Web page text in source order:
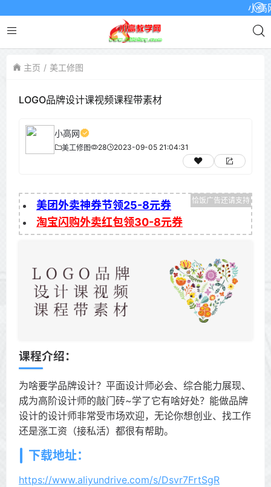
小高
主页 美工修图
LOGO品牌设计课视频课程带素材
小高网
美工修图 28 2023-09-05 21:04:31
美团外卖神券节领25-8元券
淘宝闪购外卖红包领30-8元券
课程介绍：
为啥要学品牌设计？平面设计师必会、综合能力展现、
成为高阶设计师的敲门砖~学了它有啥好处？能做品牌
设计的设计师非常受市场欢迎，无论你想创业、找工作
还是涨工资（接私活）都很有帮助。
下载地址：
https://www.aliyundrive.com/s/Dsvr7FrtSgR